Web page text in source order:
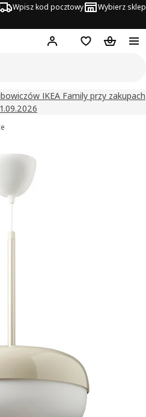
Wpisz kod pocztowy Wybierz sklep
Hej! Zaloguj się
Lista zakupowa
Koszyk
IKEA Family przy zakupach